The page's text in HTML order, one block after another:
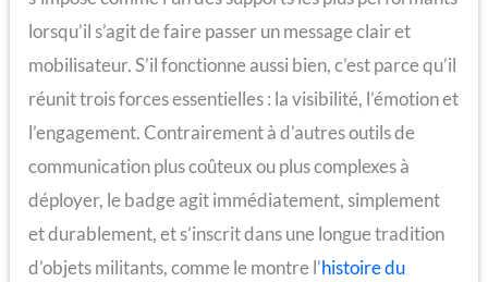
lorsqu’il s’agit de faire passer un message clair et
mobilisateur. S’il fonctionne aussi bien, c’est parce qu’il
réunit trois forces essentielles : la visibilité, l’émotion et
l’engagement. Contrairement à d’autres outils de
communication plus coûteux ou plus complexes à
déployer, le badge agit immédiatement, simplement
et durablement, et s’inscrit dans une longue tradition
d’objets militants, comme le montre l’histoire du